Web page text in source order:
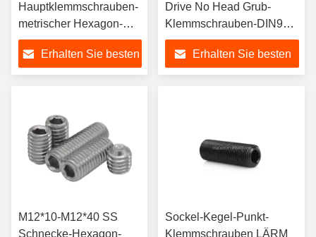
Hauptklemmschrauben-
metrischer Hexagon-
Sockel-
Klemmschrauben-
Schalen-Punkt
Erhalten Sie besten
Drive No Head Grub-
Klemmschrauben-DIN916
316 Hexagon-Sockel-
Klemmschrauben mit
Schalen-Punkt
Erhalten Sie besten
M12*10-M12*40 SS
Schnecke-Hexagon-
Sockel-Kegel-Punkt-
Klemmschrauben LÄRM